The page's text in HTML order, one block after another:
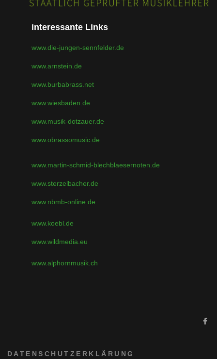
interessante Links
www.die-jungen-sennfelder.de
www.arnstein.de
www.burbabrass.net
www.wiesbaden.de
www.musik-dotzauer.de
www.obrassomusic.de
www.martin-schmid-blechblaesernoten.de
www.sterzelbacher.de
www.nbmb-online.de
www.koebl.de
www.wildmedia.eu
www.alphornmusik.ch
DATENSCHUTZERKLÄRUNG